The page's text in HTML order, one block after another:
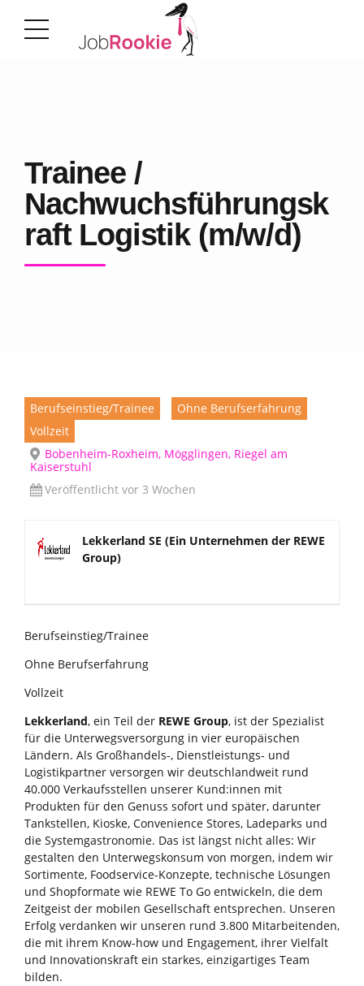
Trainee /
Nachwuchsführungsk
raft Logistik (m/w/d)
Berufseinstieg/Trainee
Ohne Berufserfahrung
Vollzeit
Bobenheim-Roxheim, Mögglingen, Riegel am
Kaiserstuhl
Veröffentlicht vor 3 Wochen
Lekkerland SE (Ein Unternehmen der REWE
Group)
Berufseinstieg/Trainee
Ohne Berufserfahrung
Vollzeit
Lekkerland, ein Teil der REWE Group, ist der Spezialist
für die Unterwegsversorgung in vier europäischen
Ländern. Als Großhandels-, Dienstleistungs- und
Logistikpartner versorgen wir deutschlandweit rund
40.000 Verkaufsstellen unserer Kund:innen mit
Produkten für den Genuss sofort und später, darunter
Tankstellen, Kioske, Convenience Stores, Ladeparks und
die Systemgastronomie. Das ist längst nicht alles: Wir
gestalten den Unterwegskonsum von morgen, indem wir
Sortimente, Foodservice-Konzepte, technische Lösungen
und Shopformate wie REWE To Go entwickeln, die dem
Zeitgeist der mobilen Gesellschaft entsprechen. Unseren
Erfolg verdanken wir unseren rund 3.800 Mitarbeitenden,
die mit ihrem Know-how und Engagement, ihrer Vielfalt
und Innovationskraft ein starkes, einzigartiges Team
bilden.